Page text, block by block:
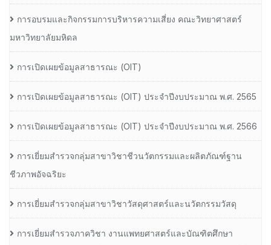
การอบรมและกิจกรรมการบริหารความเสี่ยง คณะวิทยาศาสตร์
มหาวิทยาลัยมหิดล
การเปิดเผยข้อมูลสาธารณะ (OIT)
การเปิดเผยข้อมูลสาธารณะ (OIT) ประจำปีงบประมาณ พ.ศ. 2565
การเปิดเผยข้อมูลสาธารณะ (OIT) ประจำปีงบประมาณ พ.ศ. 2566
การเยี่ยมสำรวจกลุ่มสาขาวิชาชีวนวัตกรรมและผลิตภัณฑ์ฐาน
ชีวภาพอัจฉริยะ
การเยี่ยมสำรวจกลุ่มสาขาวิชาวัสดุศาสตร์และนวัตกรรมวัสดุ
การเยี่ยมสำรวจภาควิชา งานแพทยศาสตร์และบัณฑิตศึกษา